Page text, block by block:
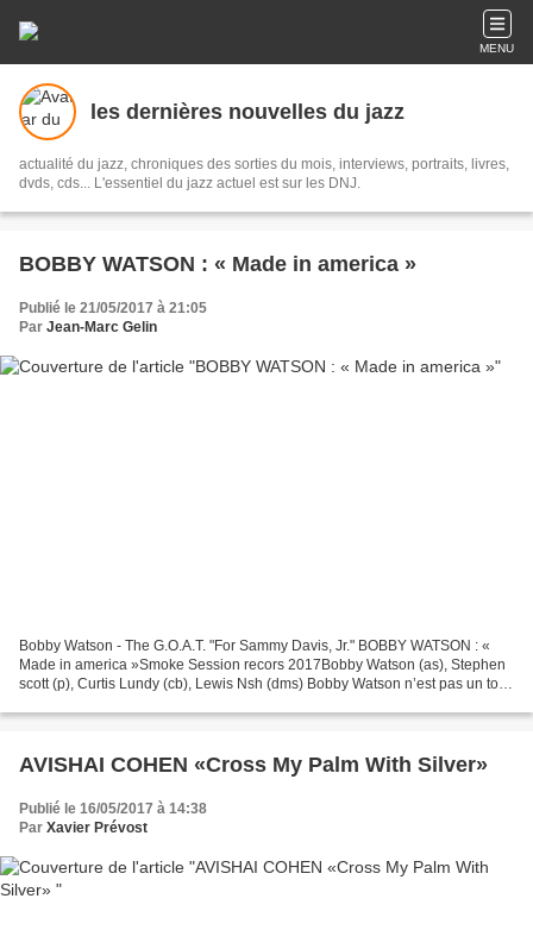
MENU
les dernières nouvelles du jazz
actualité du jazz, chroniques des sorties du mois, interviews, portraits, livres,
dvds, cds... L'essentiel du jazz actuel est sur les DNJ.
BOBBY WATSON : « Made in america »
Publié le 21/05/2017 à 21:05
Par Jean-Marc Gelin
Bobby Watson - The G.O.A.T. "For Sammy Davis, Jr." BOBBY WATSON : «
Made in america »Smoke Session recors 2017Bobby Watson (as), Stephen
scott (p), Curtis Lundy (cb), Lewis Nsh (dms) Bobby Watson n’est pas un tout
AVISHAI COHEN «Cross My Palm With Silver»
Publié le 16/05/2017 à 14:38
Par Xavier Prévost